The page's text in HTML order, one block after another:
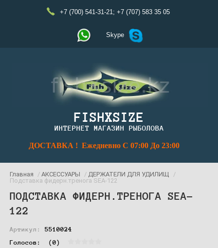
+7 (700) 541-31-21; +7 (707) 583 35 05
Skype
FISHXSIZE
ИНТЕРНЕТ МАГАЗИН РЫБОЛОВА
ДОСТАВКА ! Ежедневно С 07:00 До 23:00
Главная / АКСЕССУАРЫ / ДЕРЖАТЕЛИ ДЛЯ УДИЛИЩ
/
Подставка фидерн.тренога SEA-122
ПОДСТАВКА ФИДЕРН.ТРЕНОГА SEA-
122
Артикул:
5510024
Голосов: (0)